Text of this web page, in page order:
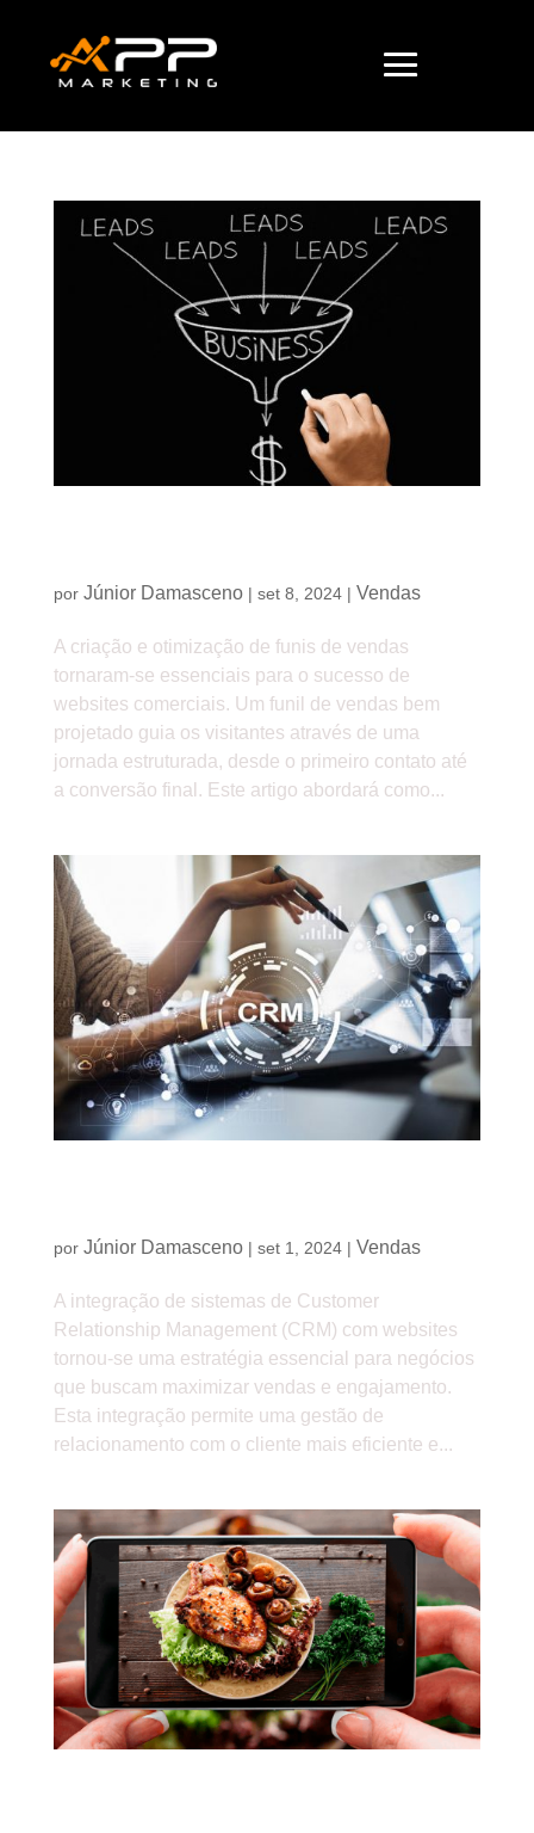
por Júnior Damasceno| set 8, 2024| Vendas
A criação e otimização de funis de vendas
tornaram-se essenciais para o sucesso de
websites comerciais. Um funil de vendas bem
projetado guia os visitantes através de uma
jornada estruturada, desde o primeiro contato até
a conversão final. Este artigo abordará como...
por Júnior Damasceno| set 1, 2024| Vendas
A integração de sistemas de Customer
Relationship Management (CRM) com websites
tornou-se uma estratégia essencial para negócios
que buscam maximizar vendas e engajamento.
Esta integração permite uma gestão de
relacionamento com o cliente mais eficiente e...